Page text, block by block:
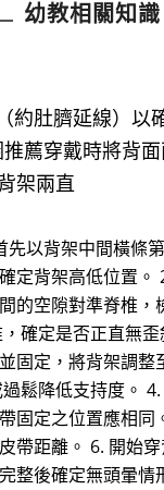
幼教相關知識
約肚臍延線）以
薦穿戴時將背
架兩直
先以背架中間橫條
定背架高低位置。
的空隙對準脊椎，
確定是否正直無
固定，將背架調整
鬆降低支持度。
固定之位置應相同
帶距離。 6. 開始
整後確定無頭暈情